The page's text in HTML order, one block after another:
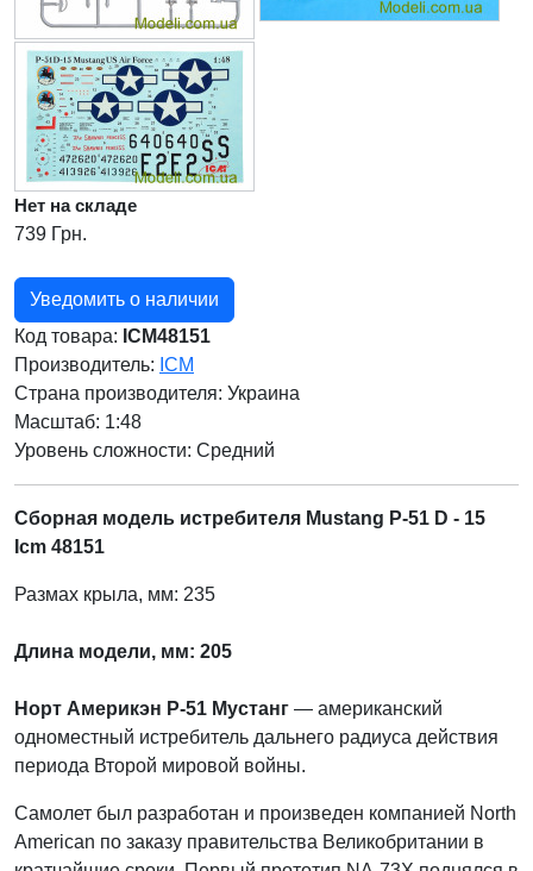
Нет на складе
739 Грн.
Уведомить о наличии
Код товара: ICM48151
Производитель: ICM
Страна производителя: Украина
Масштаб: 1:48
Уровень сложности: Cредний
Сборная модель истребителя Mustang P-51 D - 15
Icm 48151
Размах крыла, мм: 235
Длина модели, мм: 205
Норт Америкэн Р-51 Мустанг — американский
одноместный истребитель дальнего радиуса действия
периода Второй мировой войны.
Самолет был разработан и произведен компанией North
American по заказу правительства Великобритании в